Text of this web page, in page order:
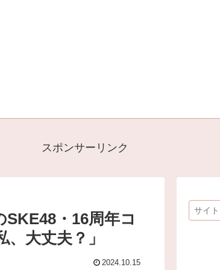
スポンサーリンク
SKE48・16周年コ
大丈夫？」
2024.10.15